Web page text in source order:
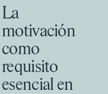
La
motivación
como
requisito
esencial en